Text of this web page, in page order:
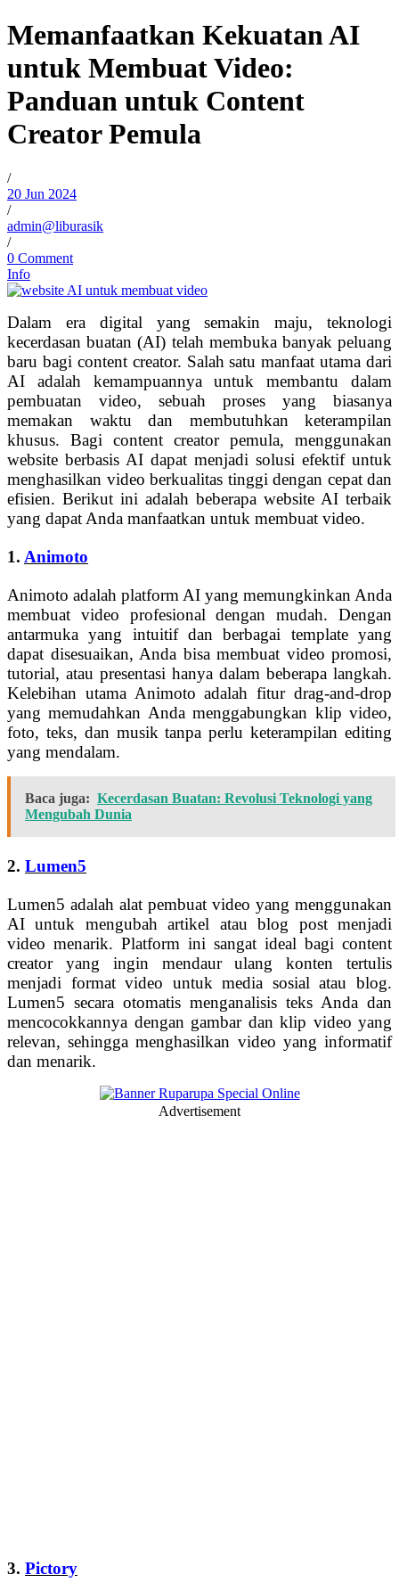
Memanfaatkan Kekuatan AI
untuk Membuat Video:
Panduan untuk Content
Creator Pemula
/
20 Jun 2024
/
admin@liburasik
/
0 Comment
Info
Dalam era digital yang semakin maju, teknologi
kecerdasan buatan (AI) telah membuka banyak peluang
baru bagi content creator. Salah satu manfaat utama dari
AI adalah kemampuannya untuk membantu dalam
pembuatan video, sebuah proses yang biasanya
memakan waktu dan membutuhkan keterampilan
khusus. Bagi content creator pemula, menggunakan
website berbasis AI dapat menjadi solusi efektif untuk
menghasilkan video berkualitas tinggi dengan cepat dan
efisien. Berikut ini adalah beberapa website AI terbaik
yang dapat Anda manfaatkan untuk membuat video.
1. Animoto
Animoto adalah platform AI yang memungkinkan Anda
membuat video profesional dengan mudah. Dengan
antarmuka yang intuitif dan berbagai template yang
dapat disesuaikan, Anda bisa membuat video promosi,
tutorial, atau presentasi hanya dalam beberapa langkah.
Kelebihan utama Animoto adalah fitur drag-and-drop
yang memudahkan Anda menggabungkan klip video,
foto, teks, dan musik tanpa perlu keterampilan editing
yang mendalam.
Baca juga: Kecerdasan Buatan: Revolusi Teknologi yang
Mengubah Dunia
2. Lumen5
Lumen5 adalah alat pembuat video yang menggunakan
AI untuk mengubah artikel atau blog post menjadi
video menarik. Platform ini sangat ideal bagi content
creator yang ingin mendaur ulang konten tertulis
menjadi format video untuk media sosial atau blog.
Lumen5 secara otomatis menganalisis teks Anda dan
mencocokkannya dengan gambar dan klip video yang
relevan, sehingga menghasilkan video yang informatif
dan menarik.
Advertisement
3. Pictory